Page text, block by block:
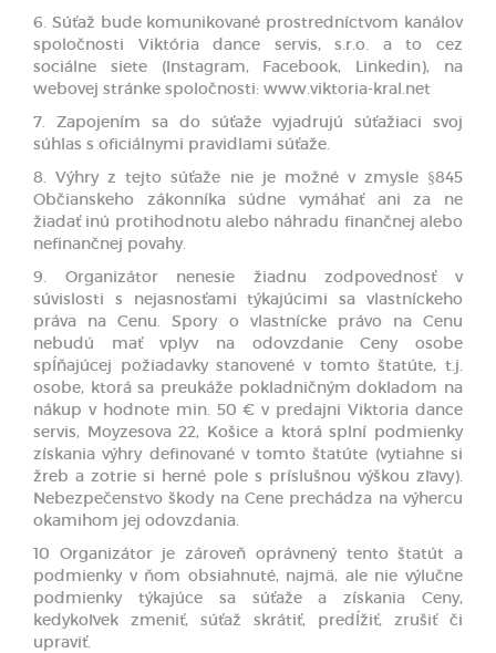
6. Súťaž bude komunikované prostredníctvom kanálov
spoločnosti Viktória dance servis, s.r.o. a to cez
sociálne siete (Instagram, Facebook, Linkedin), na
webovej stránke spoločnosti: www.viktoria-kral.net
7. Zapojením sa do súťaže vyjadrujú súťažiaci svoj
súhlas s oficiálnymi pravidlami súťaže.
8. Výhry z tejto súťaže nie je možné v zmysle §845
Občianskeho zákonníka súdne vymáhať ani za ne
žiadať inú protihodnotu alebo náhradu finančnej alebo
nefinančnej povahy.
9. Organizátor nenesie žiadnu zodpovednosť v
súvislosti s nejasnosťami týkajúcimi sa vlastníckeho
práva na Cenu. Spory o vlastnícke právo na Cenu
nebudú mať vplyv na odovzdanie Ceny osobe
spĺňajúcej požiadavky stanovené v tomto štatúte, t.j.
osobe, ktorá sa preukáže pokladničným dokladom na
nákup v hodnote min. 50 € v predajni Viktoria dance
servis, Moyzesova 22, Košice a ktorá splní podmienky
získania výhry definované v tomto štatúte (vytiahne si
žreb a zotrie si herné pole s príslušnou výškou zľavy).
Nebezpečenstvo škody na Cene prechádza na výhercu
okamihom jej odovzdania.
10 Organizátor je zároveň oprávnený tento štatút a
podmienky v ňom obsiahnuté, najmä, ale nie výlučne
podmienky týkajúce sa súťaže a získania Ceny,
kedykoľvek zmeniť, súťaž skrátiť, predĺžiť, zrušiť či
upraviť.